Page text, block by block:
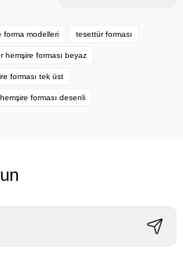
forma modelleri tesettür forması
hemşire forması beyaz
forması tek üst
forması desenli